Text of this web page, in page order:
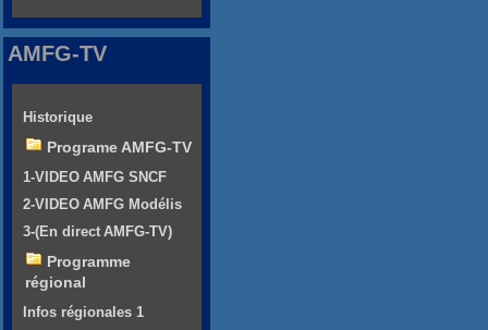
AMFG-TV
Historique
Programe AMFG-TV
1-VIDEO AMFG SNCF
2-VIDEO AMFG Modélis
3-(En direct AMFG-TV)
Programme
régional
Infos régionales 1